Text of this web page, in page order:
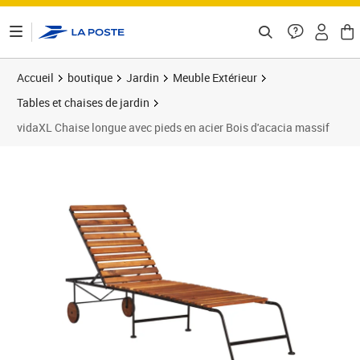
Accueil boutique Jardin
Meuble Extérieur
Tables et chaises de jardin
vidaXL Chaise longue avec pieds en acier Bois d'acacia massif